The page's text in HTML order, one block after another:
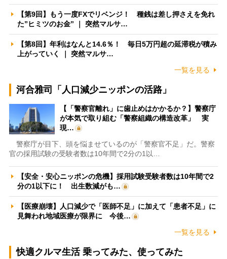
【第9回】もう一度FXでリベンジ！ 種銭は差し押さえを免れ
た”ヒミツのお金” ｜ 突然マルサ…
【第8回】年利はなんと14.6％！ 毎日5万円超の延滞税が積み
上がっていく ｜ 突然マルサ…
一覧を見る
河合雅司「人口減少ニッポンの活路」
【「警察官離れ」に歯止めはかかるか？】警察庁
が本気で取り組む「警察組織の構造改革」 実
現…
警察庁が目下、頭を悩ませているのが「警察官不足」だ。警察
官の採用試験の受験者数は10年間で2分の1以…
【安全・安心ニッポンの危機】採用試験受験者数は10年間で2
分の1以下に！ 出生数減がも…
【医療崩壊】人口減少で「医師不足」に加えて「患者不足」に
見舞われ地域医療が限界に 今後…
一覧を見る
快適クルマ生活 乗ってみた、使ってみた